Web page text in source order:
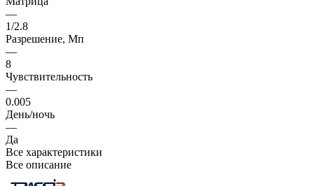
—
1/2.8
Разрешение, Мп
—
8
Чувствительность
—
0.005
День/ночь
—
Да
Все характеристики
Все описание